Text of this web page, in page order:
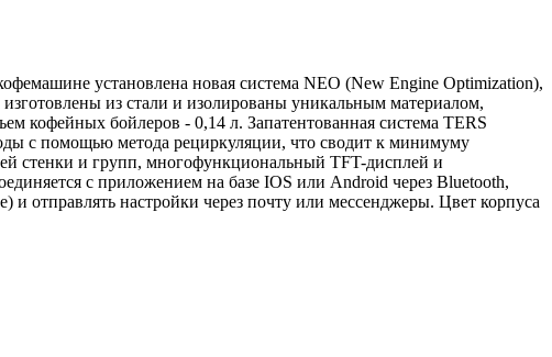
установлена новая система NEO (New Engine Optimization),
из стали и изолированы уникальным материалом,
кофейных бойлеров - 0,14 л. Запатентованная система TERS
с помощью метода рециркуляции, что сводит к минимуму
стенки и групп, многофункциональный TFT-дисплей и
с приложением на базе IOS или Android через Bluetooth,
и отправлять настройки через почту или мессенджеры. Цвет корпуса